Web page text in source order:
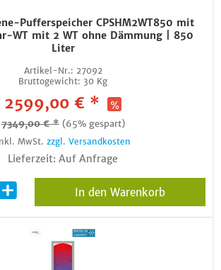
Pufferspeicher CPSHM2WT850 mit
WT mit 2 WT ohne Dämmung | 850
Liter
Artikel-Nr.: 27092
Bruttogewicht: 30 Kg
2599,00 € *
7349,00 € * (65% gespart)
MwSt. zzgl. Versandkosten
Lieferzeit: Auf Anfrage
In den Warenkorb